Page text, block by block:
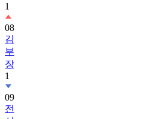
08
김
부
장
1
09
전
설
의